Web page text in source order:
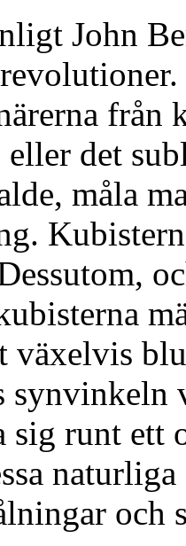
John
från
eller det
måla
växelvis
synvinkeln
sig runt ett
och